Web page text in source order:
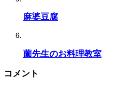
麻婆豆腐
薗先生のお料理教室
コメント